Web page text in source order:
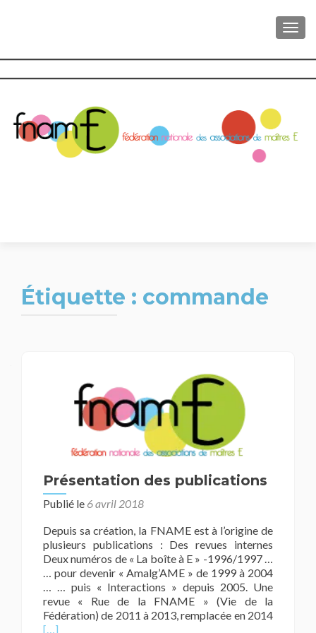
Étiquette : commande
Présentation des publications
Publié le 6 avril 2018
Depuis sa création, la FNAME est à l’origine de
plusieurs publications : Des revues internes
Deux numéros de « La boîte à E » -1996/1997 …
… pour devenir « Amalg’AME » de 1999 à 2004
… … puis « Interactions » depuis 2005. Une
revue « Rue de la FNAME » (Vie de la
Fédération) de 2011 à 2013, remplacée en 2014
En
[…]